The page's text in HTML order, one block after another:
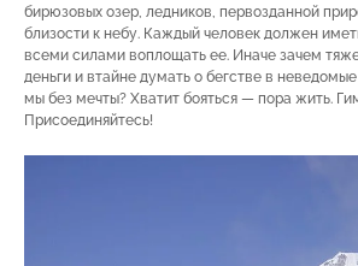
бирюзовых озер, ледников, первозданной
близости к небу. Каждый человек должен
всеми силами воплощать ее. Иначе зачем
деньги и втайне думать о бегстве в
мы без мечты? Хватит бояться — пора жить.
Присоединяйтесь!